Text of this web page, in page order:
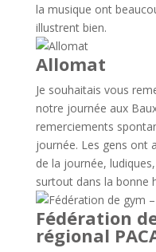
la musique ont
illustrent bien.
Allomat
Je souhaitais vous
notre journée aux
remerciements
journée. Les gens ont
de la journée,
surtout dans la bonne
Fédération
régional